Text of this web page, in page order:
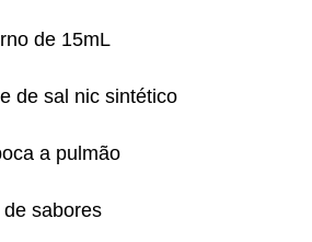
de 15mL
de sal nic sintético
a pulmão
sabores